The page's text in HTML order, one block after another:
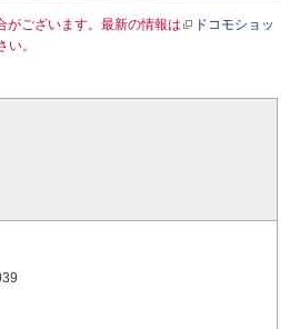
がございます。最新の情報は
ドコモショッ
い。